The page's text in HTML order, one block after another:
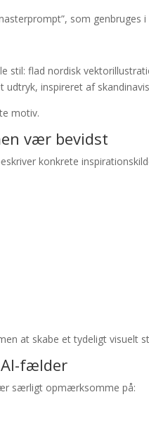
som genbruges
stil: flad nordisk
inspireret af
motiv.
vær bevidst
konkrete
at skabe et tydeligt visuelt
fælder
særligt opmærksomme på: